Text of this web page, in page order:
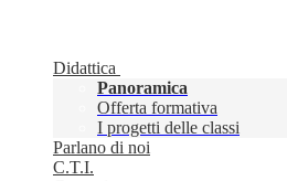
Didattica
Panoramica
Offerta formativa
I progetti delle classi
Parlano di noi
C.T.I.